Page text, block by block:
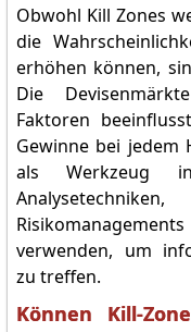
Obwohl Kill Zones
die
erhöhen können,
Die
Faktoren
Gewinne bei jedem
als Werkzeug
verwenden, um
zu treffen.
Können Kill-